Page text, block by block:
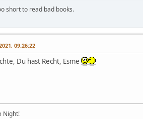
short to read bad books.
09:26:22
Du hast Recht, Esme
Night!